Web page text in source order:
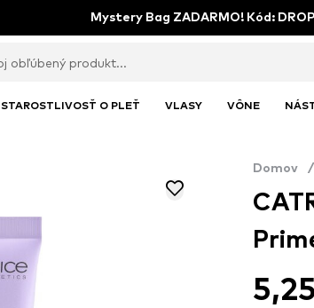
Mystery Bag ZADARMO! Kód:
STAROSTLIVOSŤ O PLEŤ VLASY VÔNE
Domov /